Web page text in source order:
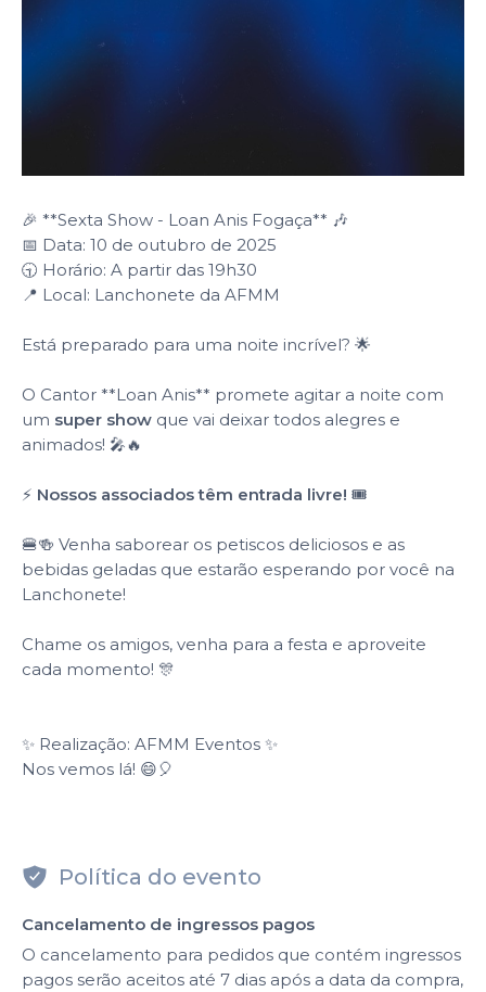
🎉 **Sexta Show - Loan Anis Fogaça** 🎶
📅 Data: 10 de outubro de 2025
🕤 Horário: A partir das 19h30
📍 Local: Lanchonete da AFMM
Está preparado para uma noite incrível? 🌟
O Cantor **Loan Anis** promete agitar a noite com
um super show que vai deixar todos alegres e
animados! 🎤🔥
⚡ Nossos associados têm entrada livre! 🎟️
🍔🍻 Venha saborear os petiscos deliciosos e as
bebidas geladas que estarão esperando por você na
Lanchonete!
Chame os amigos, venha para a festa e aproveite
cada momento! 🎊
✨ Realização: AFMM Eventos ✨
Nos vemos lá! 😄🎈
Política do evento
Cancelamento de ingressos pagos
O cancelamento para pedidos que contém ingressos
pagos serão aceitos até 7 dias após a data da compra,